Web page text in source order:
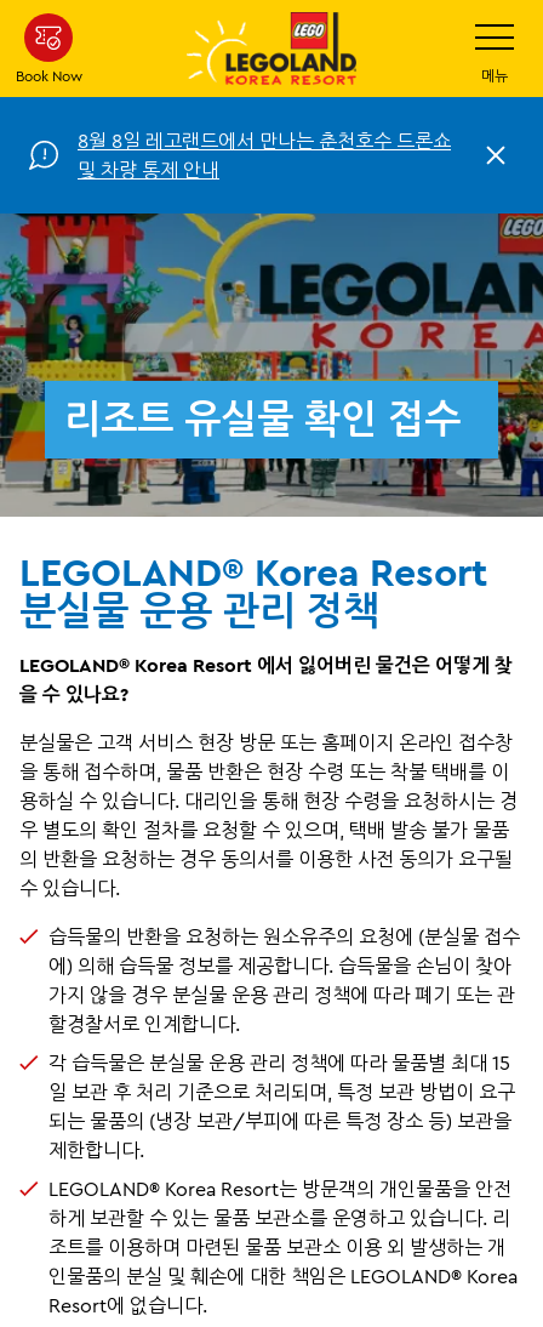
Skip
main
content
Book Now
Toggle
메뉴
8월 8일 레고랜드에서 만나는 춘천호수 드론쇼
및 차량 통제 안내
C
o
s
e
리조트 유실물 확인 접수
LEGOLAND® Korea Resort
분실물 운용 관리 정책
LEGOLAND® Korea Resort 에서 잃어버린 물건은 어떻게 찾
을 수 있나요?
분실물은 고객 서비스 현장 방문 또는 홈페이지 온라인 접수창
을 통해 접수하며, 물품 반환은 현장 수령 또는 착불 택배를 이
용하실 수 있습니다. 대리인을 통해 현장 수령을 요청하시는 경
우 별도의 확인 절차를 요청할 수 있으며, 택배 발송 불가 물품
의 반환을 요청하는 경우 동의서를 이용한 사전 동의가 요구될
수 있습니다.​
습득물의 반환을 요청하는 원소유주의 요청에 (분실물 접수
에) 의해 습득물 정보를 제공합니다. 습득물을 손님이 찾아
가지 않을 경우 분실물 운용 관리 정책에 따라 폐기 또는 관
할경찰서로 인계합니다.​
각 습득물은 분실물 운용 관리 정책에 따라 물품별 최대 15
일 보관 후 처리 기준으로 처리되며 ​, 특정 보관 방법이 요구
되는 물품의 (냉장 보관/부피에 따른 특정 장소 등) 보관을
제한합니다.​
LEGOLAND® Korea Resort는 방문객의 개인물품을 안전
하게 보관할 수 있는 물품 보관소를 운영하고 있습니다. 리
조트를 이용하며 마련된 물품 보관소 이용 외 발생하는 개
인물품의 분실 및 훼손에 대한 책임은 LEGOLAND® Korea
Resort에 없습니다.